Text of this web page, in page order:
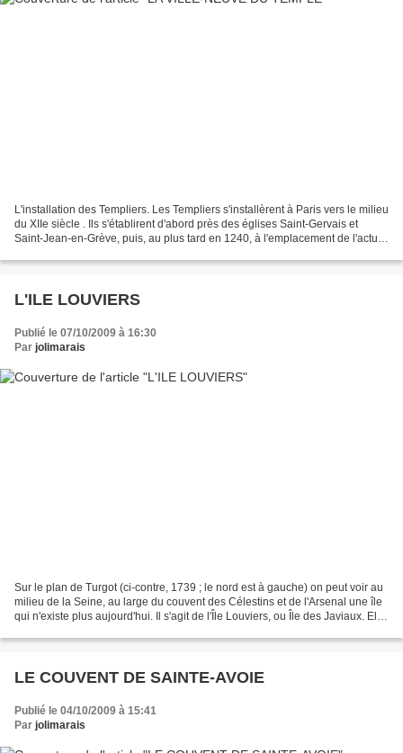
L'installation des Templiers. Les Templiers s'installèrent à Paris vers le milieu
du XIIe siècle . Ils s'établirent d'abord près des églises Saint-Gervais et
Saint-Jean-en-Grève, puis, au plus tard en 1240, à l'emplacement de l'actuel
L'ILE LOUVIERS
Publié le 07/10/2009 à 16:30
Par jolimarais
Sur le plan de Turgot (ci-contre, 1739 ; le nord est à gauche) on peut voir au
milieu de la Seine, au large du couvent des Célestins et de l'Arsenal une île
qui n'existe plus aujourd'hui. Il s'agit de l'Île Louviers, ou Île des Javiaux. Elle
LE COUVENT DE SAINTE-AVOIE
Publié le 04/10/2009 à 15:41
Par jolimarais